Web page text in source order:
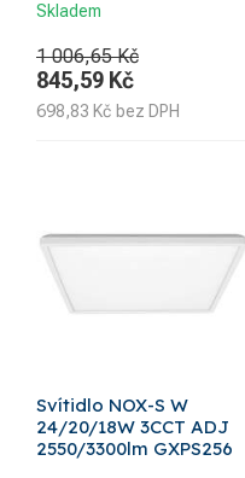
Skladem
1 006,65 Kč
845,59 Kč
698,83 Kč bez DPH
Svítidlo NOX-S W
24/20/18W 3CCT ADJ
2550/3300lm GXPS256